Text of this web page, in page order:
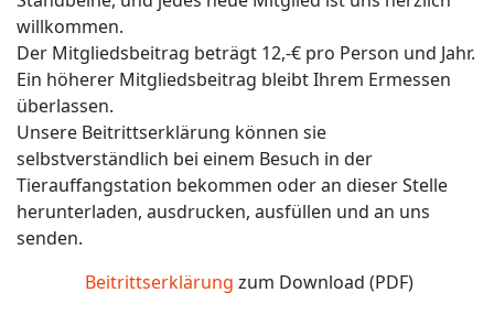
willkommen.
Der Mitgliedsbeitrag beträgt 12,-€ pro Person und Jahr.
Ein höherer Mitgliedsbeitrag bleibt Ihrem Ermessen
überlassen.
Unsere Beitrittserklärung können sie
selbstverständlich bei einem Besuch in der
Tierauffangstation bekommen oder an dieser Stelle
herunterladen, ausdrucken, ausfüllen und an uns
senden.
Beitrittserklärung zum Download (PDF)